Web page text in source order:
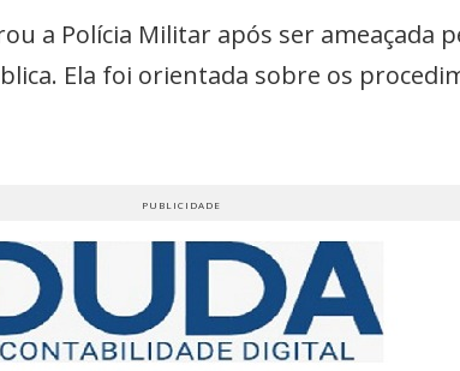
a Polícia Militar após ser ameaçada
Ela foi orientada sobre os